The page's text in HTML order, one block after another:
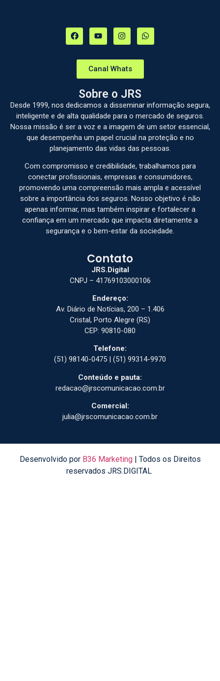
Canal Whats
Sobre o JRS
Desde 1999, nos dedicamos a disseminar informação segura,
inteligente e de alta qualidade para o mercado de seguros.
Nossa missão é ser a voz e a imagem de um setor essencial,
que desempenha um papel crucial na proteção e no
planejamento das vidas das pessoas.
Com compromisso e credibilidade, trabalhamos para
conectar profissionais, empresas e consumidores,
promovendo uma compreensão mais ampla e acessível
sobre a importância dos seguros. Nosso objetivo é não
apenas informar, mas também inspirar e fortalecer a
confiança em um mercado que impacta diretamente a
segurança e o bem-estar da sociedade.
Contato
JRS.Digital
CNPJ – 41769103000106
Endereço:
Av. Diário de Notícias, 200 – 1.406
Cristal, Porto Alegre (RS)
CEP: 90810-080
Telefone:
(51) 98140-0475 | (51) 99314-9970
Conteúdo e pauta:
redacao@jrscomunicacao.com.br
Comercial:
julia@jrscomunicacao.com.br
Desenvolvido por B36 Marketing| Todos os Direitos
reservados JRS.DIGITAL